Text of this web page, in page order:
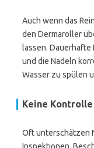
Auch wenn das
den Dermaroller
lassen.
und die Nadeln
Wasser zu spülen
Keine
Oft unterschätzen